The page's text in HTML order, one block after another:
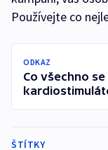
Používejte co
ODKAZ
Co všechno
ŠTÍTKY